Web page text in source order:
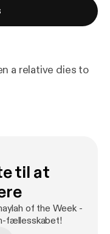
a relative dies to
til at
of the Week -
fællesskabet!